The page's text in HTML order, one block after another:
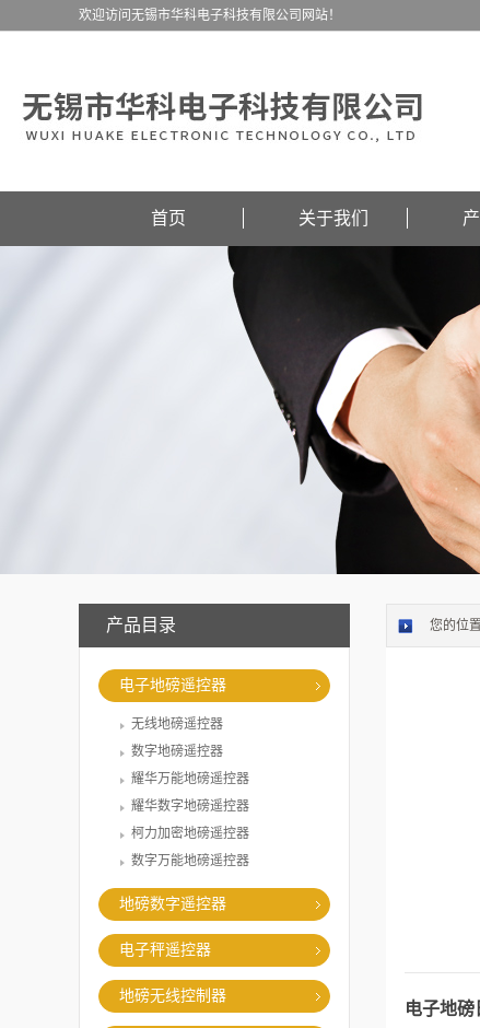
欢迎访问无锡市华科电子科技有限公司网站！
首页 关于我们
产品目录
电子地磅遥控器
无线地磅遥控器
数字地磅遥控器
耀华万能地磅遥控器
耀华数字地磅遥控器
柯力加密地磅遥控器
数字万能地磅遥控器
地磅数字遥控器
电子秤遥控器
地磅无线控制器
您的位
电子地